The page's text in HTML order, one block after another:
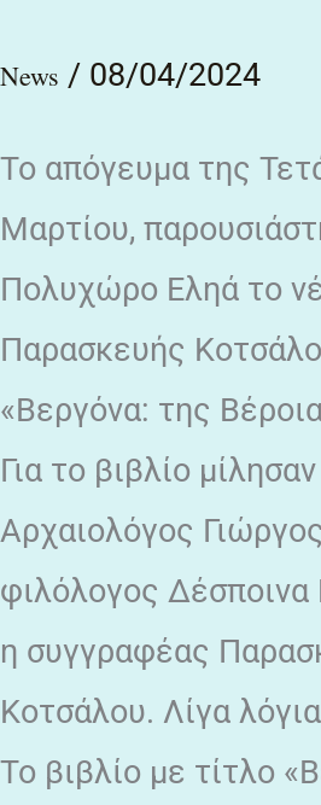
News / 08/04/2024
Το απόγευμα της
Μαρτίου,
Πολυχώρο Εληά το
Παρασκευής
«Βεργόνα: της
Για το βιβλίο
Αρχαιολόγος
φιλόλογος Δέσποινα
η συγγραφέας
Κοτσάλου. Λίγα
Το βιβλίο με τίτλο